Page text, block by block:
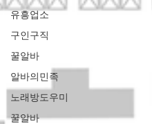
유흥업소
구인구직
꿀알바
알바의민족
노래방도우미
꿀알바